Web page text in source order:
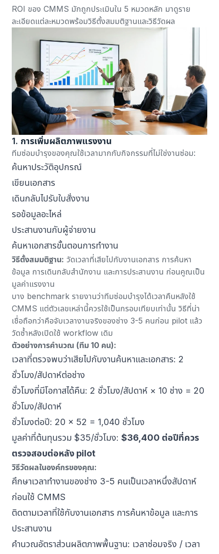
ROI ของ CMMS มักถูกประเมินใน 5 หมวดหลัก มาดูราย
ละเอียดแต่ละหมวดพร้อมวิธีตั้งสมมติฐานและวิธีวัดผล
1. การเพิ่มผลิตภาพแรงงาน
ทีมซ่อมบำรุงของคุณใช้เวลามากกับกิจกรรมที่ไม่ใช่งานซ่อม:
ค้นหาประวัติอุปกรณ์
เขียนเอกสาร
เดินกลับไปรับใบสั่งงาน
รอข้อมูลอะไหล่
ประสานงานกับผู้จ่ายงาน
ค้นหาเอกสารขั้นตอนการทำงาน
วิธีตั้งสมมติฐาน: วัดเวลาที่เสียไปกับงานเอกสาร การค้นหา
ข้อมูล การเดินกลับสำนักงาน และการประสานงาน ก่อนคูณเป็น
มูลค่าแรงงาน
บาง benchmark รายงานว่าทีมซ่อมบำรุงได้เวลาคืนหลังใช้
CMMS แต่ตัวเลขเหล่านี้ควรใช้เป็นกรอบเทียบเท่านั้น วิธีที่น่า
เชื่อถือกว่าคือจับเวลางานจริงของช่าง 3-5 คนก่อน pilot แล้ว
วัดซ้ำหลังเปิดใช้ workflow เดิม
ตัวอย่างการคำนวณ (ทีม 10 คน):
เวลาที่ตรวจพบว่าเสียไปกับงานค้นหาและเอกสาร: 2
ชั่วโมง/สัปดาห์ต่อช่าง
ชั่วโมงที่มีโอกาสได้คืน: 2 ชั่วโมง/สัปดาห์ × 10 ช่าง = 20
ชั่วโมง/สัปดาห์
ชั่วโมงต่อปี: 20 × 52 = 1,040 ชั่วโมง
มูลค่าที่ต้นทุนรวม $35/ชั่วโมง: $36,400 ต่อปีที่ควร
ตรวจสอบต่อหลัง pilot
วิธีวัดผลในองค์กรของคุณ:
ศึกษาเวลาทำงานของช่าง 3-5 คนเป็นเวลาหนึ่งสัปดาห์
ก่อนใช้ CMMS
ติดตามเวลาที่ใช้กับงานเอกสาร การค้นหาข้อมูล และการ
ประสานงาน
คำนวณอัตราส่วนผลิตภาพพื้นฐาน: เวลาซ่อมจริง / เวลา